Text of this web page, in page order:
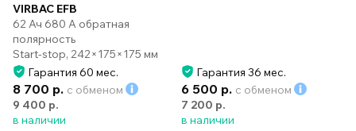
VIRBAC EFB
62 Ач 680 А обратная
полярность
Start-stop, 242×175×175 мм
Гарантия 60 мес.
8 700 р. с обменом
9 400 р.
в наличии
Гарантия 36 мес.
6 500 р. с обменом
7 200 р.
в наличии